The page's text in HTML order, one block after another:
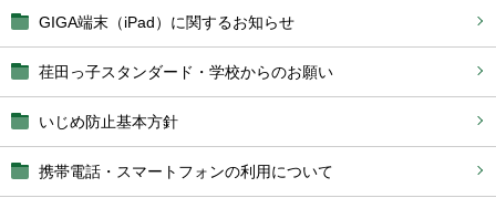
GIGA端末（iPad）に関するお知らせ
荏田っ子スタンダード・学校からのお願い
いじめ防止基本方針
携帯電話・スマートフォンの利用について